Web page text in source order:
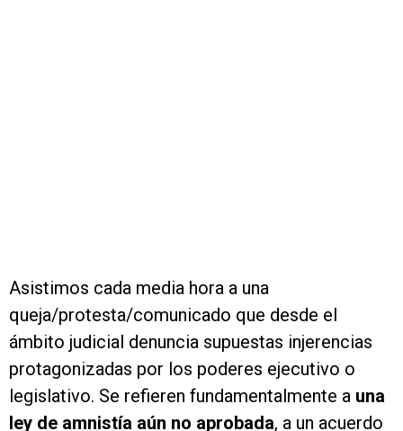
Asistimos cada media hora a una
queja/protesta/comunicado que desde el
ámbito judicial denuncia supuestas injerencias
protagonizadas por los poderes ejecutivo o
legislativo. Se refieren fundamentalmente a una
ley de amnistía aún no aprobada, a un acuerdo